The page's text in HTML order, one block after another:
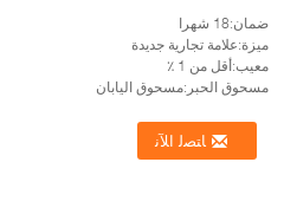
ضمان:18 شهرا
ميزة:علامة تجارية جديدة
معيب:أقل من 1 ٪
مسحوق الحبر:مسحوق اليابان